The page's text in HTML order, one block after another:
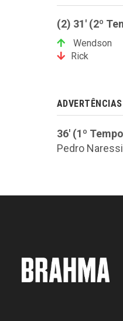
(2) 31' (2º
Wendson
Rick
ADVERTÊNCIAS
36' (1º
Pedro Naressi